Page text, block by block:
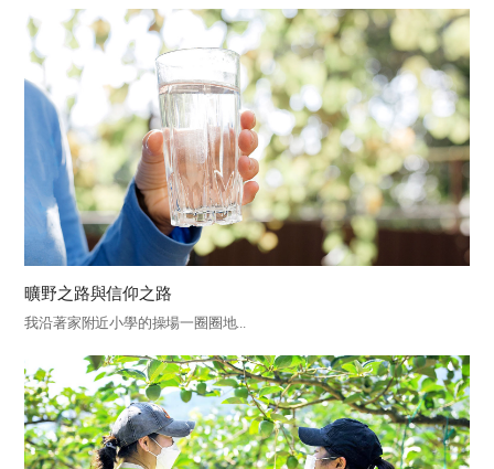
曠野之路與信仰之路
我沿著家附近小學的操場一圈圈地...